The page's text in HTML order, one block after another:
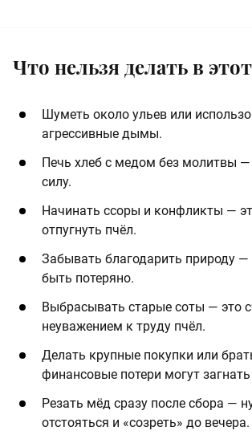
Что нельзя делать в
Шуметь около ульев или
агрессивные дымы.
Печь хлеб с медом без молитвы —
силу.
Начинать ссоры и конфликты —
отпугнуть пчёл.
Забывать благодарить природу
быть потеряно.
Выбрасывать старые соты — это
неуважением к труду пчёл.
Делать крупные покупки или
финансовые потери могут
Резать мёд сразу после сбора —
отстояться и «созреть» до вечера.